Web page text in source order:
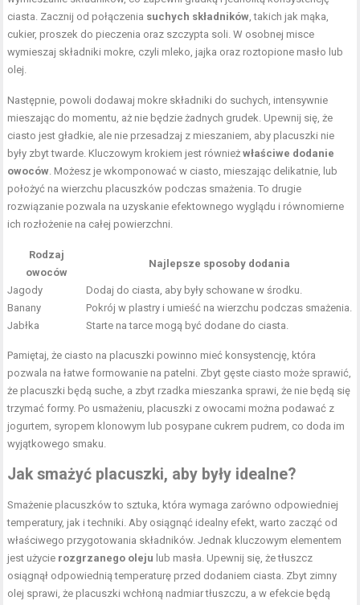
ciasta. Zacznij od połączenia suchych składników, takich jak mąka,
cukier, proszek do pieczenia oraz szczypta soli. W osobnej misce
wymieszaj składniki mokre, czyli mleko, jajka oraz roztopione masło lub
olej.
Następnie, powoli dodawaj mokre składniki do suchych, intensywnie
mieszając do momentu, aż nie będzie żadnych grudek. Upewnij się, że
ciasto jest gładkie, ale nie przesadzaj z mieszaniem, aby placuszki nie
były zbyt twarde. Kluczowym krokiem jest równieżwłaściwe dodanie
owoców. Możesz je wkomponować w ciasto, mieszając delikatnie, lub
położyć na wierzchu placuszków podczas smażenia. To drugie
rozwiązanie pozwala na uzyskanie efektownego wyglądu i równomierne
ich rozłożenie na całej powierzchni.
Rodzaj
owoców
Najlepsze sposoby dodania
Jagody
Dodaj do ciasta, aby były schowane w środku.
Banany
Pokrój w plastry i umieść na wierzchu podczas smażenia.
Jabłka
Starte na tarce mogą być dodane do ciasta.
Pamiętaj, że ciasto na placuszki powinno mieć konsystencję, która
pozwala na łatwe formowanie na patelni. Zbyt gęste ciasto może sprawić,
że placuszki będą suche, a zbyt rzadka mieszanka sprawi, że nie będą się
trzymać formy. Po usmażeniu, placuszki z owocami można podawać z
jogurtem, syropem klonowym lub posypane cukrem pudrem, co doda im
wyjątkowego smaku.
Jak smażyć placuszki, aby były idealne?
Smażenie placuszków to sztuka, która wymaga zarówno odpowiedniej
temperatury, jak i techniki. Aby osiągnąć idealny efekt, warto zacząć od
właściwego przygotowania składników. Jednak kluczowym elementem
jest użycie rozgrzanego oleju lub masła. Upewnij się, że tłuszcz
osiągnął odpowiednią temperaturę przed dodaniem ciasta. Zbyt zimny
olej sprawi, że placuszki wchłoną nadmiar tłuszczu, a w efekcie będą